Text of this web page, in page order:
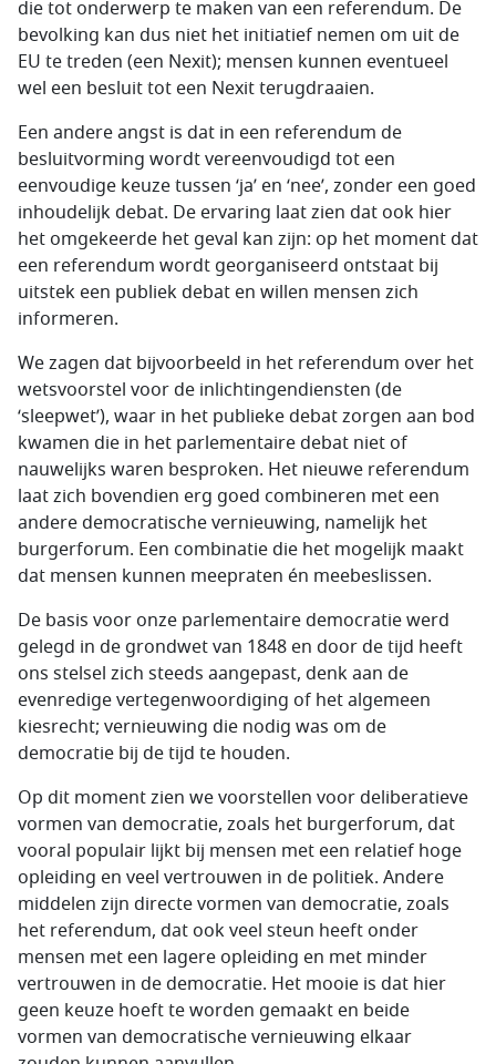
die tot onderwerp te maken van een referendum. De
bevolking kan dus niet het initiatief nemen om uit de
EU te treden (een Nexit); mensen kunnen eventueel
wel een besluit tot een Nexit terugdraaien.
Een andere angst is dat in een referendum de
besluitvorming wordt vereenvoudigd tot een
eenvoudige keuze tussen ‘ja’ en ‘nee’, zonder een goed
inhoudelijk debat. De ervaring laat zien dat ook hier
het omgekeerde het geval kan zijn: op het moment dat
een referendum wordt georganiseerd ontstaat bij
uitstek een publiek debat en willen mensen zich
informeren.
We zagen dat bijvoorbeeld in het referendum over het
wetsvoorstel voor de inlichtingendiensten (de
‘sleepwet’), waar in het publieke debat zorgen aan bod
kwamen die in het parlementaire debat niet of
nauwelijks waren besproken. Het nieuwe referendum
laat zich bovendien erg goed combineren met een
andere democratische vernieuwing, namelijk het
burgerforum. Een combinatie die het mogelijk maakt
dat mensen kunnen meepraten én meebeslissen.
De basis voor onze parlementaire democratie werd
gelegd in de grondwet van 1848 en door de tijd heeft
ons stelsel zich steeds aangepast, denk aan de
evenredige vertegenwoordiging of het algemeen
kiesrecht; vernieuwing die nodig was om de
democratie bij de tijd te houden.
Op dit moment zien we voorstellen voor deliberatieve
vormen van democratie, zoals het burgerforum, dat
vooral populair lijkt bij mensen met een relatief hoge
opleiding en veel vertrouwen in de politiek. Andere
middelen zijn directe vormen van democratie, zoals
het referendum, dat ook veel steun heeft onder
mensen met een lagere opleiding en met minder
vertrouwen in de democratie. Het mooie is dat hier
geen keuze hoeft te worden gemaakt en beide
vormen van democratische vernieuwing elkaar